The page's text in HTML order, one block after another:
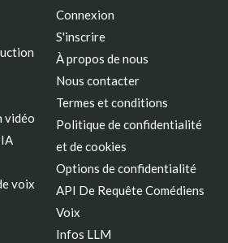
vidéo
voix
Connexion
S'inscrire
À propos de nous
Nous contacter
Termes et conditions
Politique de confidentialité
et de cookies
Options de confidentialité
API De Requête Comédiens
Voix
Infos LLM